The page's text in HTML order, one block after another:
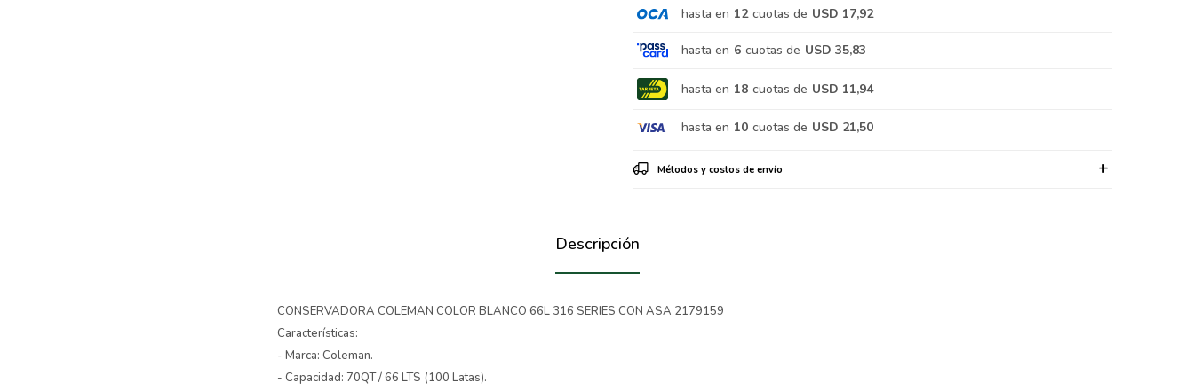
hasta en 12 cuotas de USD 17,92
hasta en 6 cuotas de USD 35,83
hasta en 18 cuotas de USD 11,94
hasta en 10 cuotas de USD 21,50
Métodos y costos de envío
Descripción
CONSERVADORA COLEMAN COLOR BLANCO 66L 316 SERIES CON ASA 2179159
Características:
- Marca: Coleman.
- Capacidad: 70QT / 66 LTS (100 Latas).